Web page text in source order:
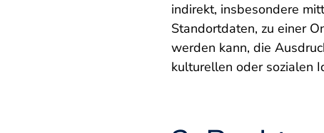
indirekt, insbesondere
Standortdaten, zu einer
werden kann, die
kulturellen oder sozialen